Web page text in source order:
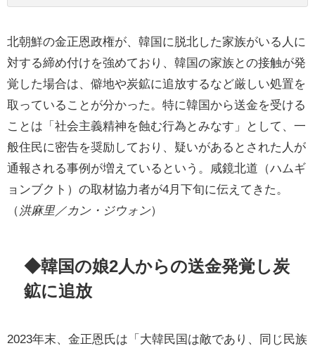
北朝鮮の金正恩政権が、韓国に脱北した家族がいる人に
対する締め付けを強めており、韓国の家族との接触が発
覚した場合は、僻地や炭鉱に追放するなど厳しい処置を
取っていることが分かった。特に韓国から送金を受ける
ことは「社会主義精神を蝕む行為とみなす」として、一
般住民に密告を奨励しており、疑いがあるとされた人が
通報される事例が増えているという。咸鏡北道（ハムギ
ョンブクト）の取材協力者が4月下旬に伝えてきた。
（ 洪麻里／カン・ジウォン）
◆韓国の娘2人からの送金発覚し炭
鉱に追放
2023年末、金正恩氏は「大韓民国は敵であり、同じ民族